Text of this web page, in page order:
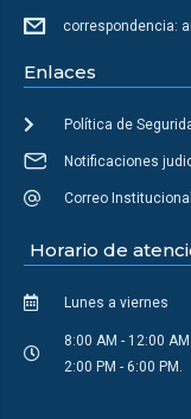
correspondencia:
Enlaces
Política de
Notificaciones
Correo Institucional
Horario de
Lunes a viernes
8:00 AM - 12:00 AM
2:00 PM - 6:00 PM.